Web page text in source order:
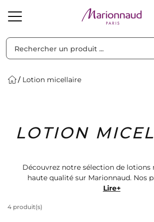
Solaire Homme Marques Idées
Lotion micellaire
LOTION
Découvrez notre sélection de lotions
haute qualité sur Marionnaud. Nos
formulés pour nettoyer en
Parfait pour tous les types de peau,
Lire+
4 produit(s)